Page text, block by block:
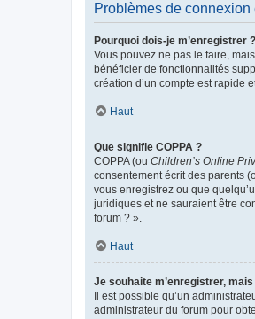
Problèmes de connexion
Pourquoi dois-je m’enregistrer ?
Vous pouvez ne pas le faire,
bénéficier de fonctionnalités
création d’un compte est rapide
Haut
Que signifie COPPA ?
COPPA (ou Children’s Online
consentement écrit des parents
vous enregistrez ou que
juridiques et ne sauraient être
forum ? ».
Haut
Je souhaite m’enregistrer,
Il est possible qu’un
administrateur du forum pour